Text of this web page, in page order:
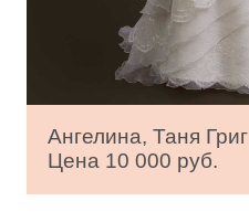
Ангелина, Таня Григ
Цена 10 000 руб.